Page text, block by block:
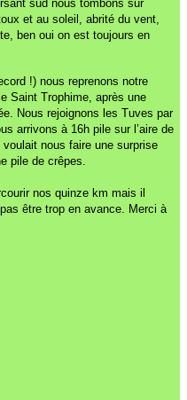
sud nous tombons sur
et au soleil, abrité du vent,
ben oui on est toujours en
!) nous reprenons notre
Saint Trophime, après une
Nous rejoignons les Tuves par
arrivons à 16h pile sur l’aire de
nous faire une surprise
pile de crêpes.
nos quinze km mais il
être trop en avance. Merci à